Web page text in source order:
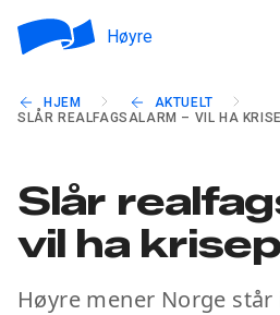
Høyre
HJEM
AKTUELT
SLÅR REALFAGSALARM – VIL HA
Slår
vil ha
Høyre mener Norge